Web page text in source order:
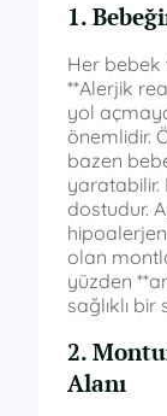
1.
Her bebek
**Alerjik
yol
önemlidir.
bazen
yaratabilir.
dostudur.
olan
yüzden
sağlıklı
2.
Alanı